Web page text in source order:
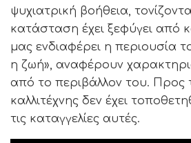
ψυχιατρική βοήθεια,
κατάσταση έχει ξεφύγει από
μας ενδιαφέρει η περιουσία
η ζωή», αναφέρουν
από το περιβάλλον του. Προς
καλλιτέχνης δεν έχει
τις καταγγελίες αυτές.